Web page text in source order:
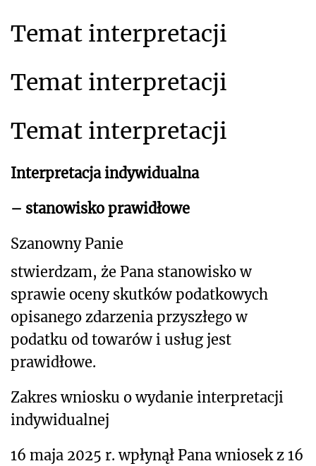
Temat interpretacji
Temat interpretacji
Temat interpretacji
Interpretacja indywidualna
– stanowisko prawidłowe
Szanowny Panie
stwierdzam, że Pana stanowisko w
sprawie oceny skutków podatkowych
opisanego zdarzenia przyszłego w
podatku od towarów i usług jest
prawidłowe.
Zakres wniosku o wydanie interpretacji
indywidualnej
16 maja 2025 r. wpłynął Pana wniosek z 16